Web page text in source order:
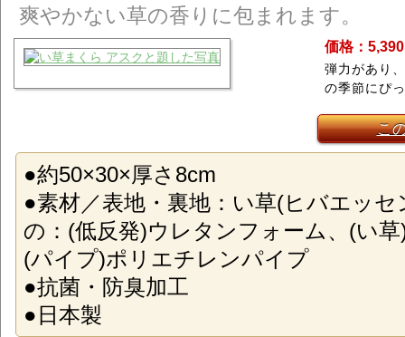
爽やかない草の香りに包まれます。
価格：
弾力があり
の季節にぴ
こ
●約50×30×厚さ8cm
●素材／表地・裏地：い草(ヒバエッ
の：(低反発)ウレタンフォーム、(い
(パイプ)ポリエチレンパイプ
●抗菌・防臭加工
●日本製